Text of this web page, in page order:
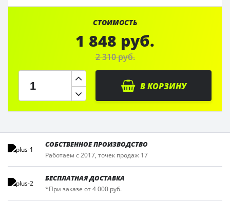
СТОИМОСТЬ
1 848 руб.
2 310 руб.
В КОРЗИНУ
СОБСТВЕННОЕ ПРОИЗВОДСТВО
Работаем с 2017, точек продаж 17
БЕСПЛАТНАЯ ДОСТАВКА
*При заказе от 4 000 руб.